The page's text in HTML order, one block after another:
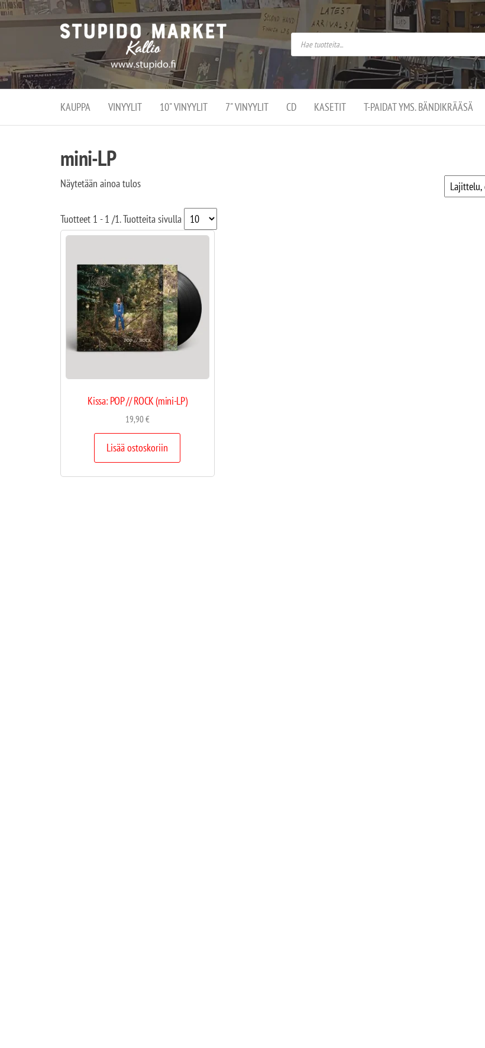
Stupido
Market –
verkossa
ja
kivijalassa
Stupido Market on
vaihtoehtomusaan
erikoistunut
verkko- sekä
kivijalkakauppa
Helsingissä
Kallion
KAUPPA VINYYLIT 10" VINYYLIT 7" VINYYLIT CD KASETIT T-PAIDAT YMS. BÄNDIKRÄÄSÄ
mini-LP
Näytetään ainoa tulos
Tuotteet 1 - 1 /1. Tuotteita sivulla
Kissa: POP // ROCK (mini-LP)
19,90€
Lisää ostoskoriin